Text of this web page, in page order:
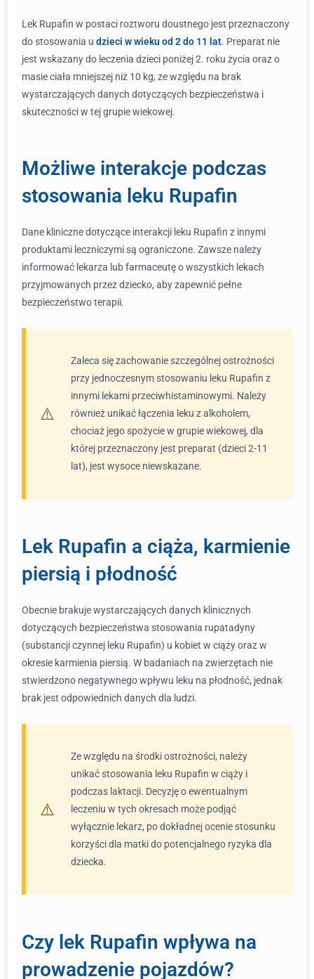
Lek Rupafin w postaci roztworu doustnego jest przeznaczony
do stosowania u dzieci w wieku od 2 do 11 lat. Preparat nie
jest wskazany do leczenia dzieci poniżej 2. roku życia oraz o
masie ciała mniejszej niż 10 kg, ze względu na brak
wystarczających danych dotyczących bezpieczeństwa i
skuteczności w tej grupie wiekowej.
Możliwe interakcje podczas
stosowania leku Rupafin
Dane kliniczne dotyczące interakcji leku Rupafin z innymi
produktami leczniczymi są ograniczone. Zawsze należy
informować lekarza lub farmaceutę o wszystkich lekach
przyjmowanych przez dziecko, aby zapewnić pełne
bezpieczeństwo terapii.
Zaleca się zachowanie szczególnej ostrożności
przy jednoczesnym stosowaniu leku Rupafin z
innymi lekami przeciwhistaminowymi. Należy
również unikać łączenia leku z alkoholem,
chociaż jego spożycie w grupie wiekowej, dla
której przeznaczony jest preparat (dzieci 2-11
lat), jest wysoce niewskazane.
Lek Rupafin a ciąża, karmienie
piersią i płodność
Obecnie brakuje wystarczających danych klinicznych
dotyczących bezpieczeństwa stosowania rupatadyny
(substancji czynnej leku Rupafin) u kobiet w ciąży oraz w
okresie karmienia piersią. W badaniach na zwierzętach nie
stwierdzono negatywnego wpływu leku na płodność, jednak
brak jest odpowiednich danych dla ludzi.
Ze względu na środki ostrożności, należy
unikać stosowania leku Rupafin w ciąży i
podczas laktacji. Decyzję o ewentualnym
leczeniu w tych okresach może podjąć
wyłącznie lekarz, po dokładnej ocenie stosunku
korzyści dla matki do potencjalnego ryzyka dla
dziecka.
Czy lek Rupafin wpływa na
prowadzenie pojazdów?